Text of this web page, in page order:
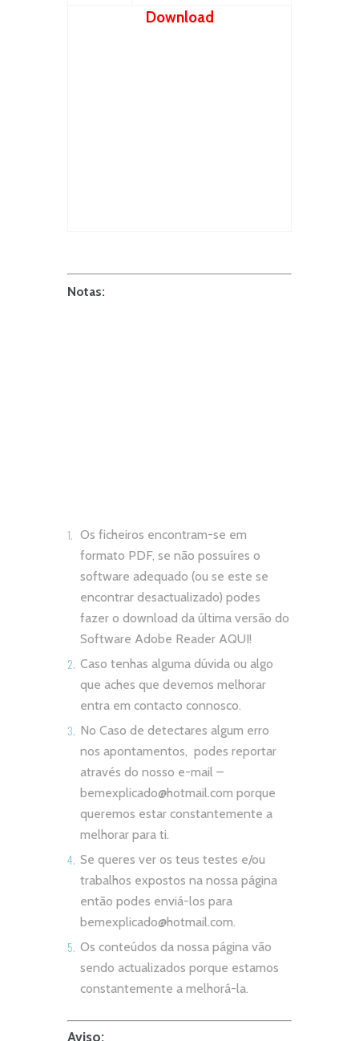
Download
Notas:
Os ficheiros encontram-se em
formato PDF, se não possuíres o
software adequado (ou se este se
encontrar desactualizado) podes
fazer o download da última versão do
Software Adobe Reader AQUI!
Caso tenhas alguma dúvida ou algo
que aches que devemos melhorar
entra em contacto connosco.
No Caso de detectares algum erro
nos apontamentos, podes reportar
através do nosso e-mail –
bemexplicado@hotmail.com porque
queremos estar constantemente a
melhorar para ti.
Se queres ver os teus testes e/ou
trabalhos expostos na nossa página
então podes enviá-los para
bemexplicado@hotmail.com.
Os conteúdos da nossa página vão
sendo actualizados porque estamos
constantemente a melhorá-la.
Aviso: